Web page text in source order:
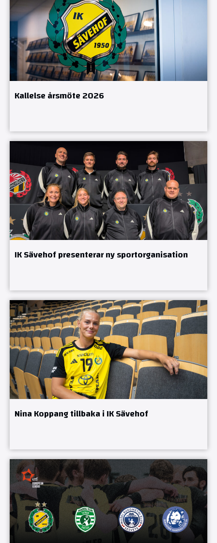
Kallelse årsmöte 2026
IK Sävehof presenterar ny sportorganisation
Nina Koppang tillbaka i IK Sävehof